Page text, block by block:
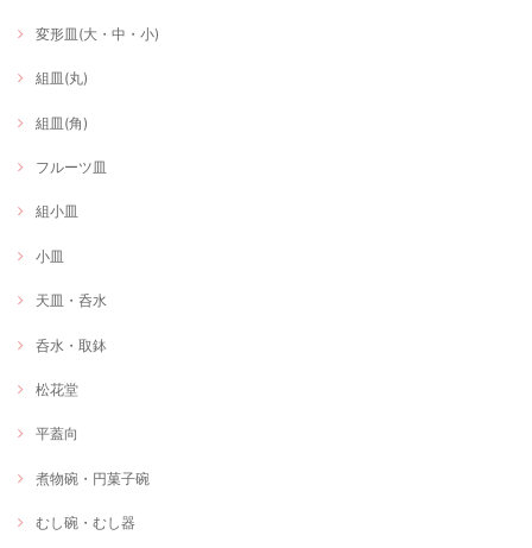
変形皿(大・中・小)
組皿(丸)
組皿(角)
フルーツ皿
組小皿
小皿
天皿・呑水
呑水・取鉢
松花堂
平蓋向
煮物碗・円菓子碗
むし碗・むし器